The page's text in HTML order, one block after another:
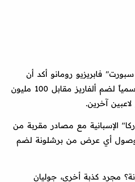
فابريزيو رومانو أكد أن
برشلونة قدم عرضاً رسمياً لضم ألفاريز مقابل 100 مليون
آخرين.
الإسبانية مع مصادر مقربة من
وصول أي عرض من برشلونة لضم
مجرد كذبة أخرى، جوليان